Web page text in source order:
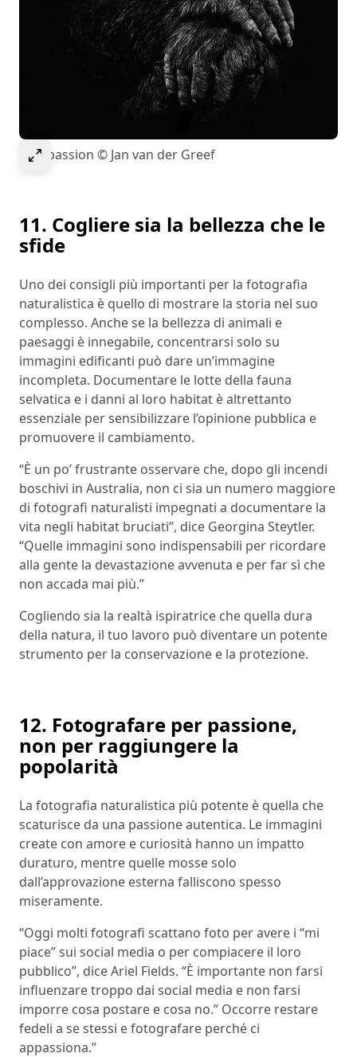
Select to expand image
Compassion © Jan van der Greef
11. Cogliere sia la bellezza che le
sfide
Uno dei consigli più importanti per la fotografia
naturalistica è quello di mostrare la storia nel suo
complesso. Anche se la bellezza di animali e
paesaggi è innegabile, concentrarsi solo su
immagini edificanti può dare un’immagine
incompleta. Documentare le lotte della fauna
selvatica e i danni al loro habitat è altrettanto
essenziale per sensibilizzare l’opinione pubblica e
promuovere il cambiamento.
“È un po’ frustrante osservare che, dopo gli incendi
boschivi in Australia, non ci sia un numero maggiore
di fotografi naturalisti impegnati a documentare la
vita negli habitat bruciati”, dice Georgina Steytler.
“Quelle immagini sono indispensabili per ricordare
alla gente la devastazione avvenuta e per far sì che
non accada mai più.”
Cogliendo sia la realtà ispiratrice che quella dura
della natura, il tuo lavoro può diventare un potente
strumento per la conservazione e la protezione.
12. Fotografare per passione,
non per raggiungere la
popolarità
La fotografia naturalistica più potente è quella che
scaturisce da una passione autentica. Le immagini
create con amore e curiosità hanno un impatto
duraturo, mentre quelle mosse solo
dall’approvazione esterna falliscono spesso
miseramente.
“Oggi molti fotografi scattano foto per avere i “mi
piace” sui social media o per compiacere il loro
pubblico”, dice Ariel Fields. “È importante non farsi
influenzare troppo dai social media e non farsi
imporre cosa postare e cosa no.” Occorre restare
fedeli a se stessi e fotografare perché ci
appassiona.”